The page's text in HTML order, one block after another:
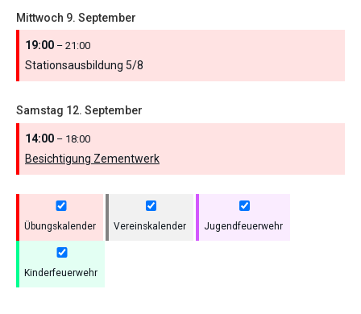
Mittwoch 9. September
19:00 – 21:00
Stationsausbildung 5/8
Samstag 12. September
14:00 – 18:00
Besichtigung Zementwerk
Übungskalender Vereinskalender Jugendfeuerwehr
Kinderfeuerwehr